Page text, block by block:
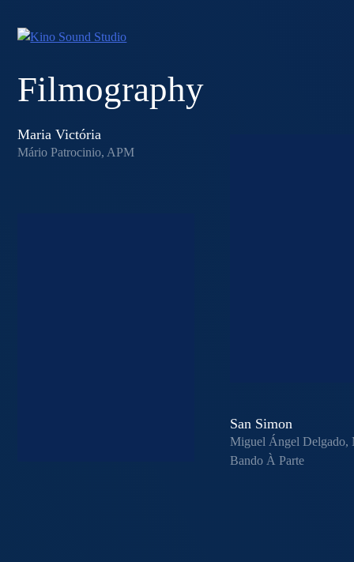
content
Filmography
Maria Victória
Mário Patrocinio, APM
San Simon
Miguel Ángel Delgado,
Bando À Parte